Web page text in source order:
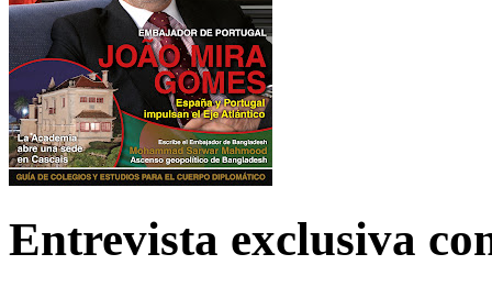
Entrevista exclusiva